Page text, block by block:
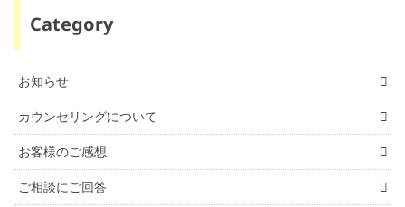
Category
お知らせ
カウンセリングについて
お客様のご感想
ご相談にご回答